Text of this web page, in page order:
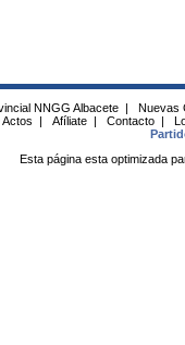
NNGG Albacete |
Nuevas
Actos | Afíliate | Contacto |
Esta página esta optimizada